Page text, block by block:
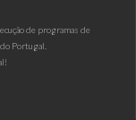
de programas de
Portugal.